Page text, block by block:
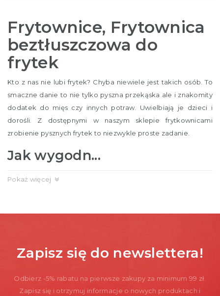
Frytownice, Frytownica
beztłuszczowa do
frytek
Kto z nas nie lubi frytek? Chyba niewiele jest takich osób. To
smaczne danie to nie tylko pyszna przekąska ale i znakomity
dodatek do mięs czy innych potraw. Uwielbiają je dzieci i
dorośli. Z dostępnymi w naszym sklepie frytkownicami
zrobienie pysznych frytek to niezwykle proste zadanie.
Jak wygodn...
Pokaż więcej
Zapisz się do newslettera!
Odbierz -5% rabatu na pierwsze zakupy za minimum 99 zł.
Zapisz się i otrzymuj informacje o nowych produktach i